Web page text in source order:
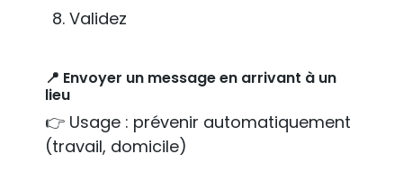
Validez
📍 Envoyer un message en arrivant à un
lieu
👉 Usage : prévenir automatiquement
(travail, domicile)